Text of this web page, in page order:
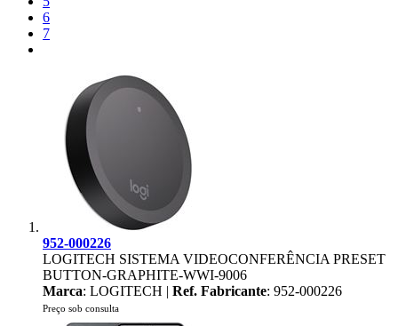
6
7
952-000226
LOGITECH SISTEMA VIDEOCONFERÊNCIA PRESET
BUTTON-GRAPHITE-WWI-9006
Marca: LOGITECH | Ref. Fabricante: 952-000226
Preço sob consulta